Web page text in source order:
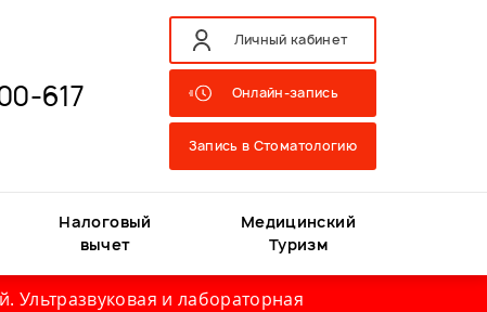
617
Личный кабинет
Онлайн-запись
Запись в Стоматологию
Налоговый
вычет
Медицинский
Туризм
и лабораторная